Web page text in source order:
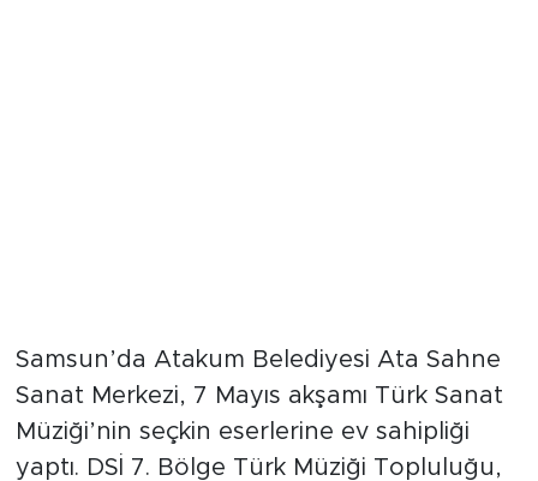
Samsun’da Atakum Belediyesi Ata Sahne
Sanat Merkezi, 7 Mayıs akşamı Türk Sanat
Müziği’nin seçkin eserlerine ev sahipliği
yaptı. DSİ 7. Bölge Türk Müziği Topluluğu,